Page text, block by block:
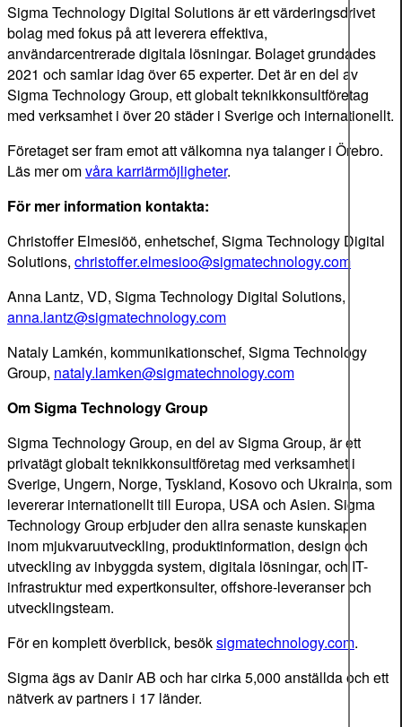
Sigma Technology Digital Solutions är ett värderingsdrivet
bolag med fokus på att leverera effektiva,
användarcentrerade digitala lösningar. Bolaget grundades
2021 och samlar idag över 65 experter. Det är en del av
Sigma Technology Group, ett globalt teknikkonsultföretag
med verksamhet i över 20 städer i Sverige och internationellt.
Företaget ser fram emot att välkomna nya talanger i Örebro.
Läs mer omvåra karriärmöjligheter.
För mer information kontakta:
Christoffer Elmesiöö, enhetschef, Sigma Technology Digital
Solutions, christoffer.elmesioo@sigmatechnology.com
Anna Lantz, VD, Sigma Technology Digital Solutions,
anna.lantz@sigmatechnology.com
Nataly Lamkén, kommunikationschef, Sigma Technology
Group, nataly.lamken@sigmatechnology.com
Om Sigma Technology Group
Sigma Technology Group, en del av Sigma Group, är ett
privatägt globalt teknikkonsultföretag med verksamhet i
Sverige, Ungern, Norge, Tyskland, Kosovo och Ukraina, som
levererar internationellt till Europa, USA och Asien. Sigma
Technology Group erbjuder den allra senaste kunskapen
inom mjukvaruutveckling, produktinformation, design och
utveckling av inbyggda system, digitala lösningar, och IT-
infrastruktur med expertkonsulter, offshore-leveranser och
utvecklingsteam.
För en komplett överblick, besöksigmatechnology.com.
Sigma ägs av Danir AB och har cirka 5,000 anställda och ett
nätverk av partners i 17 länder.